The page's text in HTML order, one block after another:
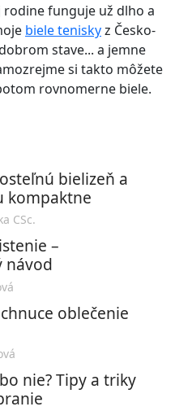
funguje už dlho a
biele teniskyz Česko-
stave... a jemne
si takto môžete
rovnomerne biele.
bielizeň a
kompaktne
CSc.
–
návod
oblečenie
nie? Tipy a triky